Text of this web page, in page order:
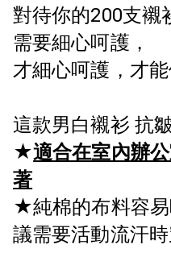
對待你的200支襯
需要細心呵護，
才細心呵護，才
這款男白襯衫 抗
★適合在室內辦
著
★純棉的布料容
議需要活動流汗